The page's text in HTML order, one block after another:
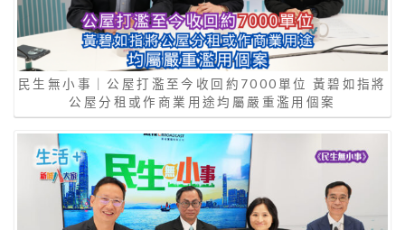
民生無小事｜公屋打濫至今收回約7000單位 黃碧如指將
公屋分租或作商業用途均屬嚴重濫用個案